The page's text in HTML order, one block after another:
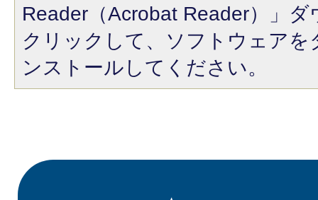
Reader（Acrobat Reader）」
クリックして、ソフトウェア
ンストールしてください。